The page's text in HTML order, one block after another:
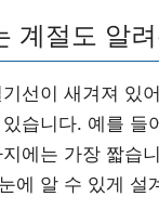
계절도 알
선이 새겨져 있
습니다. 예를 들
에는 가장 짧습
에 알 수 있게 설